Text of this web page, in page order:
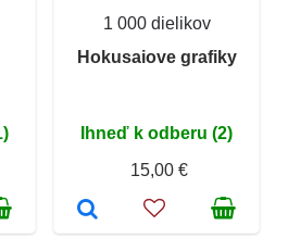
1 000 dielikov
Hokusaiove grafiky
Ihneď k odberu (2)
15,00 €